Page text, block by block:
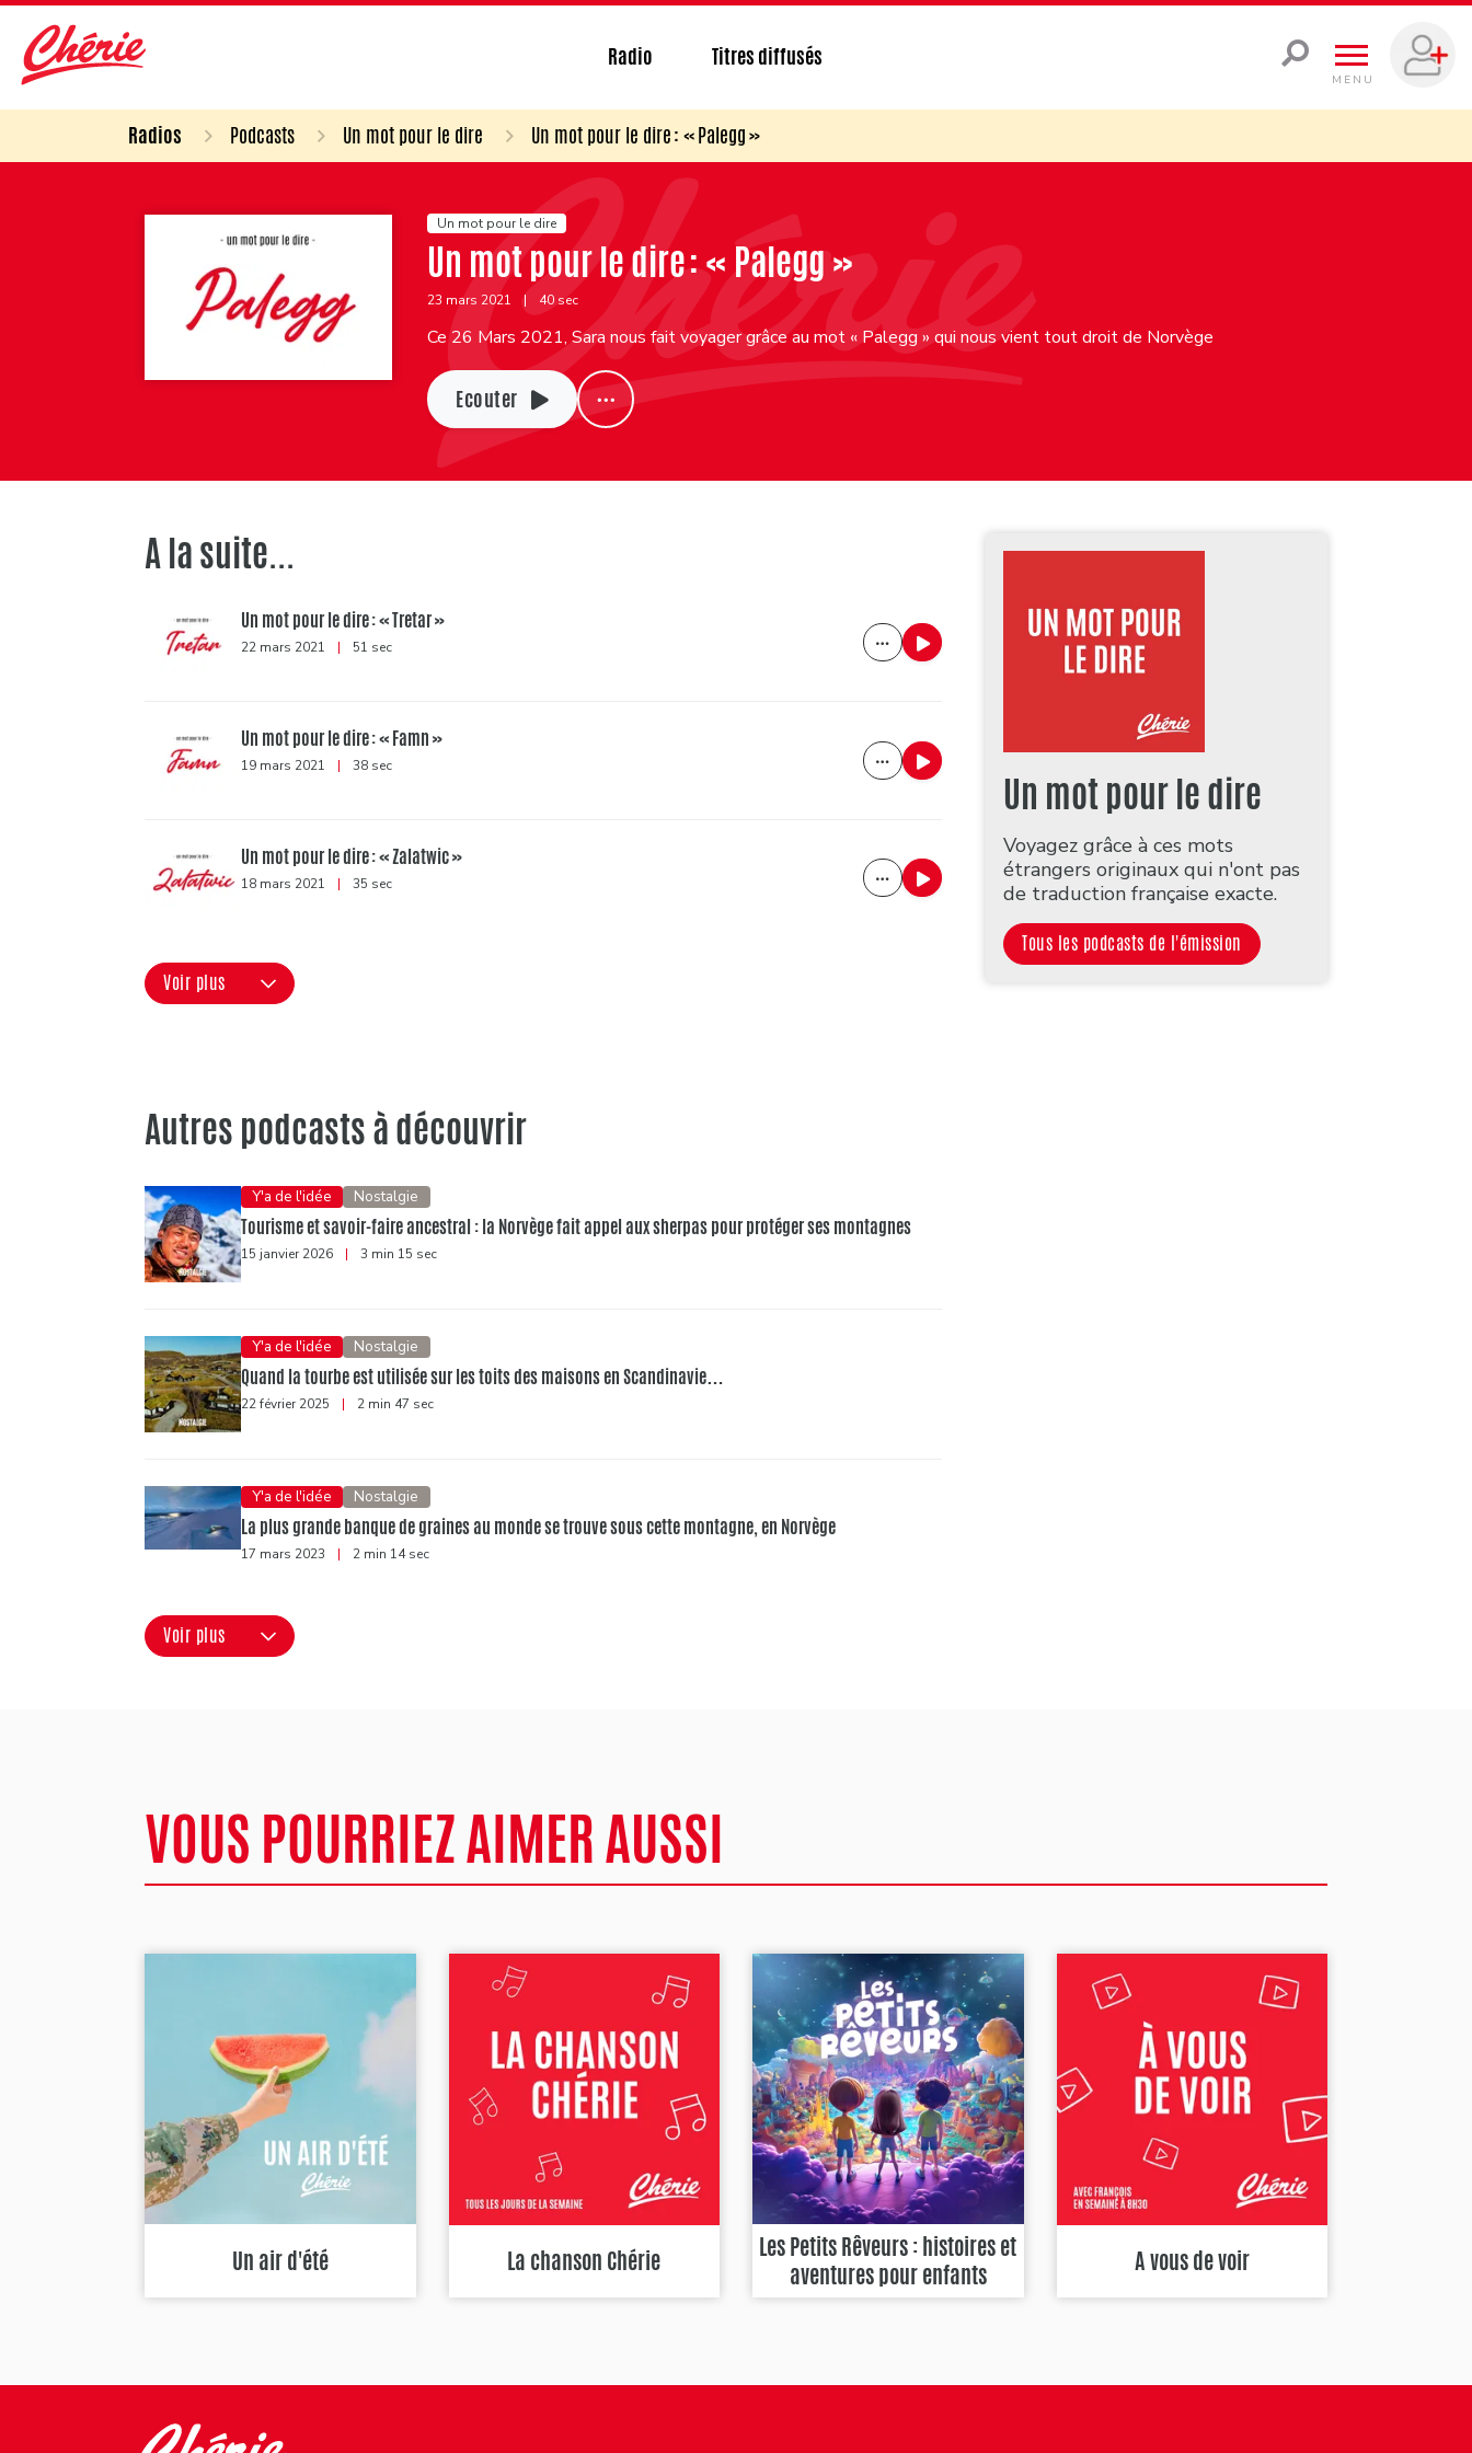
Radio Titres diffusés
MENU
Radios Podcasts Un mot pour le dire Un mot pour le dire : « Palegg »
Un mot pour le dire
Un mot pour le dire : « Palegg »
23 mars 2021 | 40 sec
Ce 26 Mars 2021, Sara nous fait voyager grâce au mot « Palegg » qui nous vient tout droit de Norvège
Ecouter
A la suite...
Un mot pour le dire : « Tretar »
22 mars 2021 | 51 sec
Un mot pour le dire : « Famn »
19 mars 2021 | 38 sec
Un mot pour le dire : « Zalatwic »
18 mars 2021 | 35 sec
Voir plus
Un mot pour le dire
Voyagez grâce à ces mots
étrangers originaux qui n'ont pas
de traduction française exacte.
Tous les podcasts de l'émission
Autres podcasts à découvrir
Y'a de l'idée Nostalgie
Tourisme et savoir-faire ancestral : la Norvège fait appel aux sherpas pour protéger ses montagnes
15 janvier 2026 | 3 min 15 sec
Y'a de l'idée Nostalgie
Quand la tourbe est utilisée sur les toits des maisons en Scandinavie…
22 février 2025 | 2 min 47 sec
Y'a de l'idée Nostalgie
La plus grande banque de graines au monde se trouve sous cette montagne, en Norvège
17 mars 2023 | 2 min 14 sec
Voir plus
VOUS POURRIEZ AIMER AUSSI
Un air d'été La chanson Chérie
Les Petits Rêveurs : histoires et
aventures pour enfants
A vous de voir